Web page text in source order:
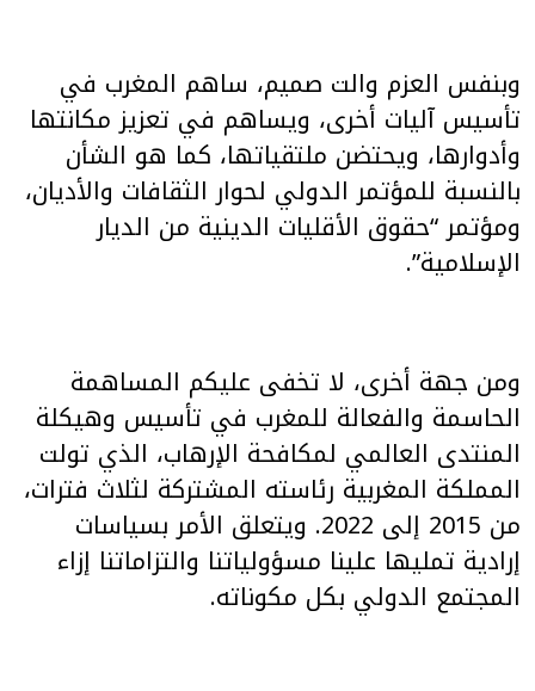
وبنفس العزم والت صميم، ساهم المغرب في
تأسيس آليات أخرى، ويساهم في تعزيز مكانتها
وأدوارها، ويحتضن ملتقياتها، كما هو الشأن
بالنسبة للمؤتمر الدولي لحوار الثقافات والأديان،
ومؤتمر “حقوق الأقليات الدينية من الديار
الإسلامية”.
ومن جهة أخرى، لا تخفى عليكم المساهمة
الحاسمة والفعالة للمغرب في تأسيس وهيكلة
المنتدى العالمي لمكافحة الإرهاب، الذي تولت
المملكة المغربية رئاسته المشتركة لثلاث فترات،
من 2015 إلى 2022. ويتعلق الأمر بسياسات
إرادية تمليها علينا مسؤولياتنا والتزاماتنا إزاء
المجتمع الدولي بكل مكوناته.